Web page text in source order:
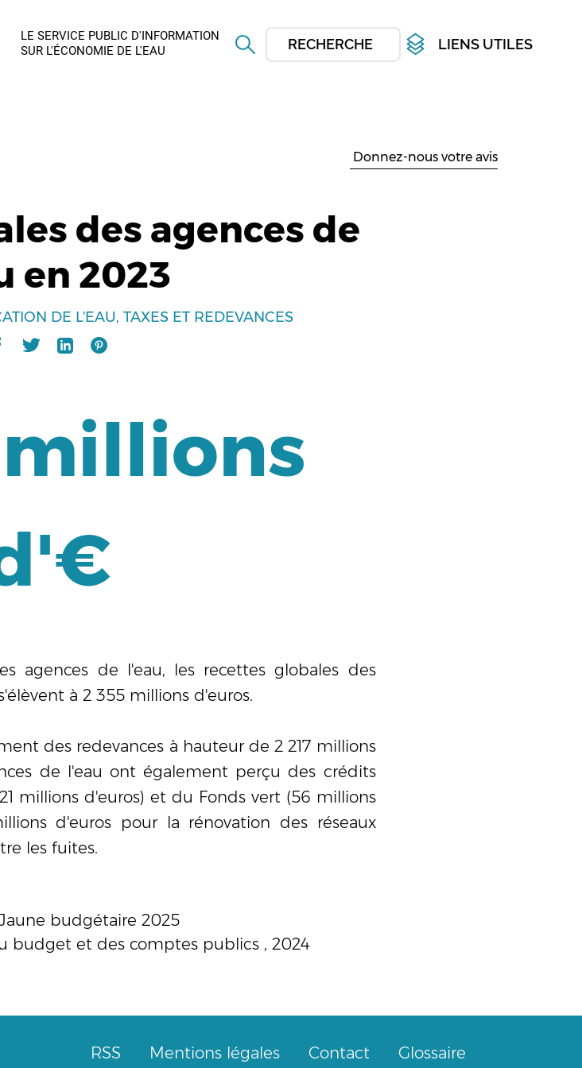
LE SERVICE PUBLIC D'INFORMATION
SUR L'ÉCONOMIE DE L'EAU
RECHERCHER LIENS UTILES
Donnez-nous votre avis
des agences de
en 2023
DE L'EAU TAXES ET REDEVANCES
millions
agences de l'eau, les recettes globales des
à 2 355 millions d'euros.
des redevances à hauteur de 2 217 millions
de l'eau ont également perçu des crédits
millions d'euros) et du Fonds vert (56 millions
d'euros pour la rénovation des réseaux
les fuites.
budgétaire 2025
budget et des comptes publics , 2024
RSS Mentions légales Contact
Glossaire